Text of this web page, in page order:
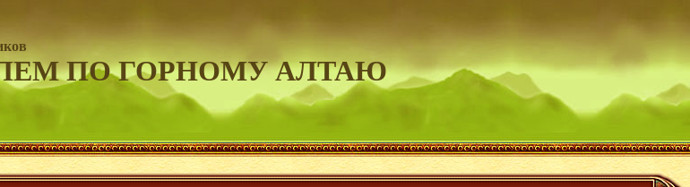
ПО ГОРНОМУ АЛТАЮ